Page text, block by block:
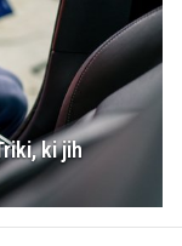
ki jih